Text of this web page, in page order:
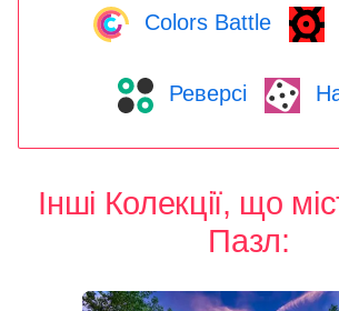
Colors Battle
Реверсі
Інші Колекції, що
Пазл: